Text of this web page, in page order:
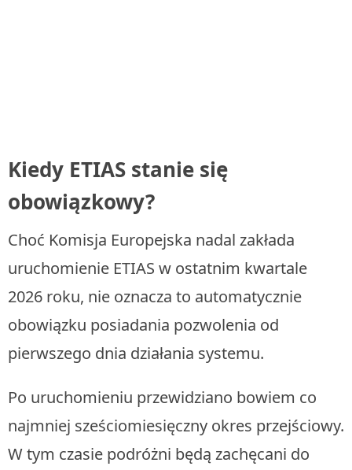
Kiedy ETIAS stanie się
obowiązkowy?
Choć Komisja Europejska nadal zakłada
uruchomienie ETIAS w ostatnim kwartale
2026 roku, nie oznacza to automatycznie
obowiązku posiadania pozwolenia od
pierwszego dnia działania systemu.
Po uruchomieniu przewidziano bowiem co
najmniej sześciomiesięczny okres przejściowy.
W tym czasie podróżni będą zachęcani do